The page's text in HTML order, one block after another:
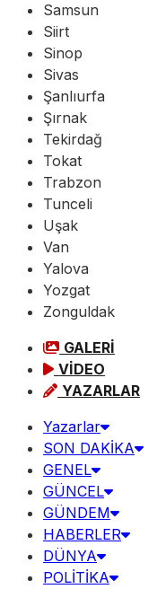
Samsun
Siirt
Sinop
Sivas
Şanlıurfa
Şırnak
Tekirdağ
Tokat
Trabzon
Tunceli
Uşak
Van
Yalova
Yozgat
Zonguldak
GALERİ
VİDEO
YAZARLAR
Yazarlar
SON DAKİKA
GENEL
GÜNCEL
GÜNDEM
HABERLER
DÜNYA
POLİTİKA